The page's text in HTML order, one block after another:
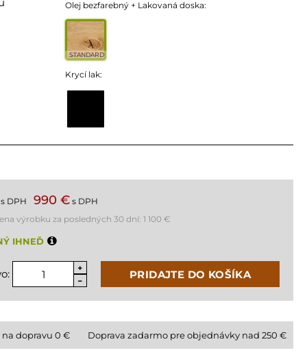
Olej bezfarebný + Lakovaná doska:
STANDARD
Krycí lak:
s DPH 990 € s DPH
výrobku za posledných 30 dní:1 100 €
IHNEĎ
PRIDAJTE DO KOŠÍKA
dopravu0 € Doprava zadarmo pre objednávky nad 250 €